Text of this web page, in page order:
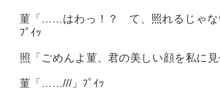
ぐりーん哩 - 咲-Saki- / ネリー「ネリーはお金が要るの」
(15:00)
花鳥風月 - 咲-Saki- / やえたんイェイ～
Powered by livedoor 相互RSS
菫「……はわっ！？ て、照れるじゃな
ﾌﾟｲｯ
照「ごめんよ菫、君の美しい顔を私に
菫「……///」ﾌﾟｲｯ